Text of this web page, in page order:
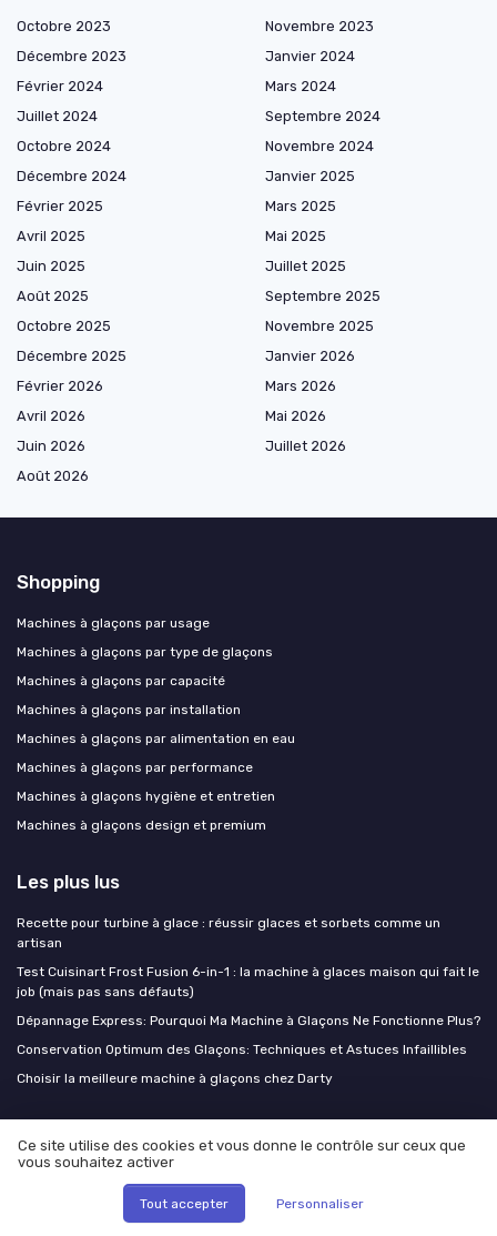
Octobre 2023
Novembre 2023
Décembre 2023
Janvier 2024
Février 2024
Mars 2024
Juillet 2024
Septembre 2024
Octobre 2024
Novembre 2024
Décembre 2024
Janvier 2025
Février 2025
Mars 2025
Avril 2025
Mai 2025
Juin 2025
Juillet 2025
Août 2025
Septembre 2025
Octobre 2025
Novembre 2025
Décembre 2025
Janvier 2026
Février 2026
Mars 2026
Avril 2026
Mai 2026
Juin 2026
Juillet 2026
Août 2026
Shopping
Machines à glaçons par usage
Machines à glaçons par type de glaçons
Machines à glaçons par capacité
Machines à glaçons par installation
Machines à glaçons par alimentation en eau
Machines à glaçons par performance
Machines à glaçons hygiène et entretien
Machines à glaçons design et premium
Les plus lus
Recette pour turbine à glace : réussir glaces et sorbets comme un
artisan
Test Cuisinart Frost Fusion 6-in-1 : la machine à glaces maison qui fait le
job (mais pas sans défauts)
Dépannage Express: Pourquoi Ma Machine à Glaçons Ne Fonctionne Plus?
Conservation Optimum des Glaçons: Techniques et Astuces Infaillibles
Choisir la meilleure machine à glaçons chez Darty
Les derniers articles
Sirops maison pour cocktails : trois recettes de base qui remplacent une
Ce site utilise des cookies et vous donne le contrôle sur ceux que
vous souhaitez activer
Tout accepter Personnaliser